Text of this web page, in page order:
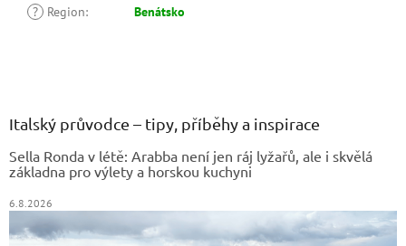
?
Region: Benátsko
Italský průvodce – tipy, příběhy a inspirace
Sella Ronda v létě: Arabba není jen ráj lyžařů, ale i skvělá
základna pro výlety a horskou kuchyni
6.8.2026